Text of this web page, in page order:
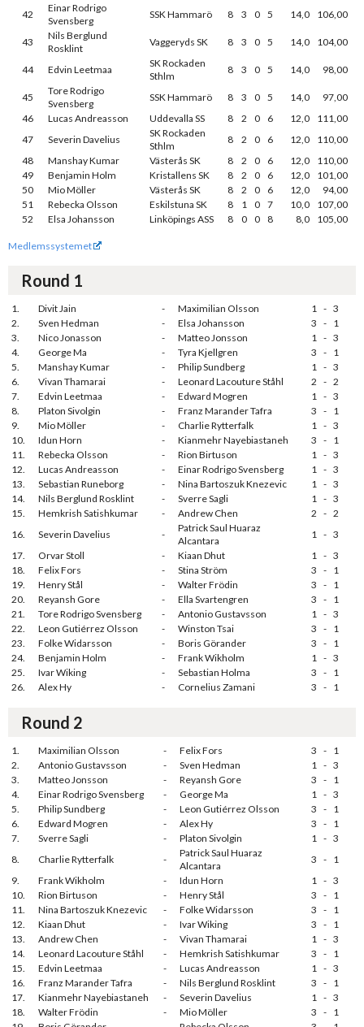
42
Einar Rodrigo
Svensberg
SSK Hammarö 8 3 0 5 14,0 106,00
43
Nils Berglund
Rosklint
Vaggeryds SK 8 3 0 5 14,0 104,00
44 Edvin Leetmaa
SK Rockaden
Sthlm
8 3 0 5 14,0 98,00
45
Tore Rodrigo
Svensberg
SSK Hammarö 8 3 0 5 14,0
97,00
46
Lucas Andreasson Uddevalla SS 8 2 0 6 12,0
111,00
47
Severin Davelius
SK Rockaden
Sthlm
8 2 0 6 12,0
110,00
48
Manshay Kumar Västerås SK 8 2 0 6 12,0
110,00
49
Benjamin Holm Kristallens SK 8 2 0 6 12,0
101,00
50
Mio Möller Västerås SK 8 2 0 6 12,0
94,00
51
Rebecka Olsson Eskilstuna SK 8 1 0 7 10,0
107,00
52
Elsa Johansson Linköpings ASS 8 0 0 8 8,0 105,00
Medlemssystemet
Round 1
1. Divit Jain - Maximilian Olsson 1 - 3
2.
Sven Hedman - Elsa Johansson 3 - 1
3.
Nico Jonasson - Matteo Jonsson 1 - 3
4.
George Ma - Tyra Kjellgren 3 - 1
5.
Manshay Kumar - Philip Sundberg 1 - 3
6.
Vivan Thamarai - Leonard Lacouture Ståhl 2 - 2
7.
Edvin Leetmaa - Edward Mogren 1 - 3
8.
Platon Sivolgin - Franz Marander Tafra 3 - 1
9.
Mio Möller - Charlie Rytterfalk 1 - 3
10.
Idun Horn - Kianmehr Nayebiastaneh 3 - 1
11.
Rebecka Olsson - Rion Birtuson 1 - 3
12.
Lucas Andreasson - Einar Rodrigo Svensberg 1 - 3
13.
Sebastian Runeborg - Nina Bartoszuk Knezevic 1 - 3
14.
Nils Berglund Rosklint - Sverre Sagli 1 - 3
15.
Hemkrish Satishkumar - Andrew Chen 2 - 2
16.
Severin Davelius -
Patrick Saul Huaraz
Alcantara
1 - 3
17.
Orvar Stoll - Kiaan Dhut 1 - 3
18.
Felix Fors - Stina Ström 3 - 1
19.
Henry Stål - Walter Frödin 3 - 1
20.
Reyansh Gore - Ella Svartengren 3 - 1
21.
Tore Rodrigo Svensberg - Antonio Gustavsson 1 - 3
22.
Leon Gutiérrez Olsson - Winston Tsai 3 - 1
23.
Folke Widarsson - Boris Görander 3 - 1
24.
Benjamin Holm - Frank Wikholm 1 - 3
25.
Ivar Wiking - Sebastian Holma 3 - 1
26.
Alex Hy - Cornelius Zamani 3 - 1
Round 2
1. Maximilian Olsson - Felix Fors 3 - 1
2.
Antonio Gustavsson - Sven Hedman 1 - 3
3.
Matteo Jonsson - Reyansh Gore 3 - 1
4.
Einar Rodrigo Svensberg - George Ma 1 - 3
5.
Philip Sundberg - Leon Gutiérrez Olsson 3 - 1
6.
Edward Mogren - Alex Hy 3 - 1
7.
Sverre Sagli - Platon Sivolgin 1 - 3
8.
Charlie Rytterfalk -
Patrick Saul Huaraz
Alcantara
3 - 1
9.
Frank Wikholm - Idun Horn 1 - 3
10.
Rion Birtuson - Henry Stål 3 - 1
11.
Nina Bartoszuk Knezevic - Folke Widarsson 3 - 1
12.
Kiaan Dhut - Ivar Wiking 3 - 1
13.
Andrew Chen - Vivan Thamarai 1 - 3
14.
Leonard Lacouture Ståhl - Hemkrish Satishkumar 3 - 1
15.
Edvin Leetmaa - Lucas Andreasson 1 - 3
16.
Franz Marander Tafra - Nils Berglund Rosklint 3 - 1
17.
Kianmehr Nayebiastaneh - Severin Davelius 1 - 3
18.
Walter Frödin - Mio Möller 3 - 1